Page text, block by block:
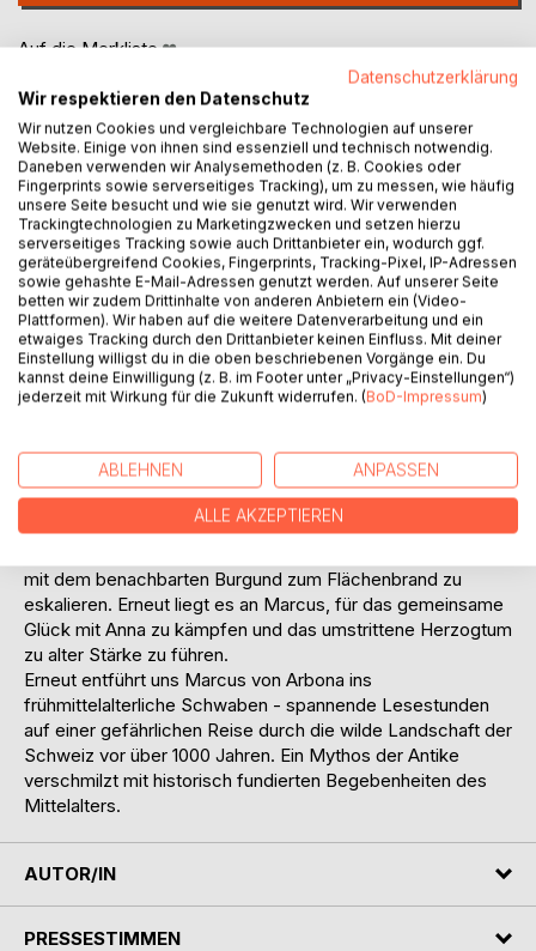
Auf die Merkliste
BESCHREIBUNG
Schwaben im Jahr 928. Auf den Spuren der
sagenumwobenen thebäischen Legion begibt sich ein
junger Krieger vom Bodensee auf eine gefährliche Mission
in den Süden des jungen Herzogtums. Zwar herrscht im
Jahre nach den verheerenden Ungarneinfällen ist dieser
mehr als trügerisch. Zwischen den Ostfranken und den
Ungarn herrscht ein brüchiger Waffenstillstand. Als
Gerüchte über das Auftauchen der siegverheissenden
mit dem benachbarten Burgund zum Flächenbrand zu
eskalieren. Erneut liegt es an Marcus, für das gemeinsame
Glück mit Anna zu kämpfen und das umstrittene Herzogtum
zu alter Stärke zu führen.
Erneut entführt uns Marcus von Arbona ins
frühmittelalterliche Schwaben - spannende Lesestunden
auf einer gefährlichen Reise durch die wilde Landschaft der
Schweiz vor über 1000 Jahren. Ein Mythos der Antike
verschmilzt mit historisch fundierten Begebenheiten des
Mittelalters.
AUTOR/IN
PRESSESTIMMEN
Datenschutzerklärung
Wir respektieren den Datenschutz
Wir nutzen Cookies und vergleichbare Technologien auf unserer
Website. Einige von ihnen sind essenziell und technisch notwendig.
Daneben verwenden wir Analysemethoden (z. B. Cookies oder
Fingerprints sowie serverseitiges Tracking), um zu messen, wie häufig
unsere Seite besucht und wie sie genutzt wird. Wir verwenden
Trackingtechnologien zu Marketingzwecken und setzen hierzu
serverseitiges Tracking sowie auch Drittanbieter ein, wodurch ggf.
geräteübergreifend Cookies, Fingerprints, Tracking-Pixel, IP-Adressen
sowie gehashte E-Mail-Adressen genutzt werden. Auf unserer Seite
betten wir zudem Drittinhalte von anderen Anbietern ein (Video-
Plattformen). Wir haben auf die weitere Datenverarbeitung und ein
etwaiges Tracking durch den Drittanbieter keinen Einfluss. Mit deiner
Einstellung willigst du in die oben beschriebenen Vorgänge ein. Du
kannst deine Einwilligung (z. B. im Footer unter „Privacy-Einstellungen“)
jederzeit mit Wirkung für die Zukunft widerrufen. (BoD-Impressum)
ABLEHNEN ANPASSEN
ALLE AKZEPTIEREN